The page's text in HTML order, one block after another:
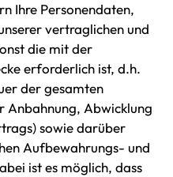
Ihre Personendaten,
vertraglichen und
die mit der
erforderlich ist, d.h.
der gesamten
Anbahnung, Abwicklung
sowie darüber
Aufbewahrungs- und
ist es möglich, dass